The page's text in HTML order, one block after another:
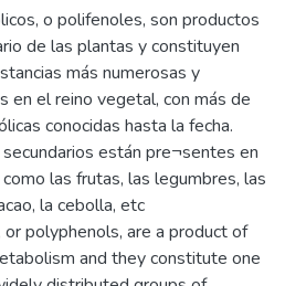
o polifenoles, son productos
de las plantas y constituyen
más numerosas y
en el reino vegetal, con más de
conocidas hasta la fecha.
están pre¬sentes en
las frutas, las legumbres, las
la cebolla, etc
polyphenols, are a product of
and they constitute one